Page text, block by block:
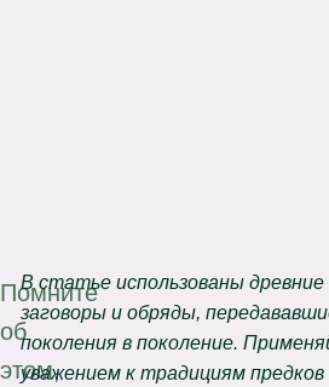
Помните
об
этом,
В статье использованы древние
заговоры и обряды,
поколения в поколение.
уважением к традициям предков